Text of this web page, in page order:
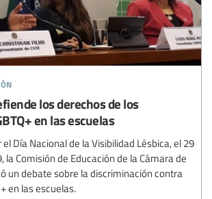
los derechos de los
en las escuelas
Día Nacional de la Visibilidad Lésbica, el 29
la Comisión de Educación de la Cámara de
un debate sobre la discriminación contra
en las escuelas.